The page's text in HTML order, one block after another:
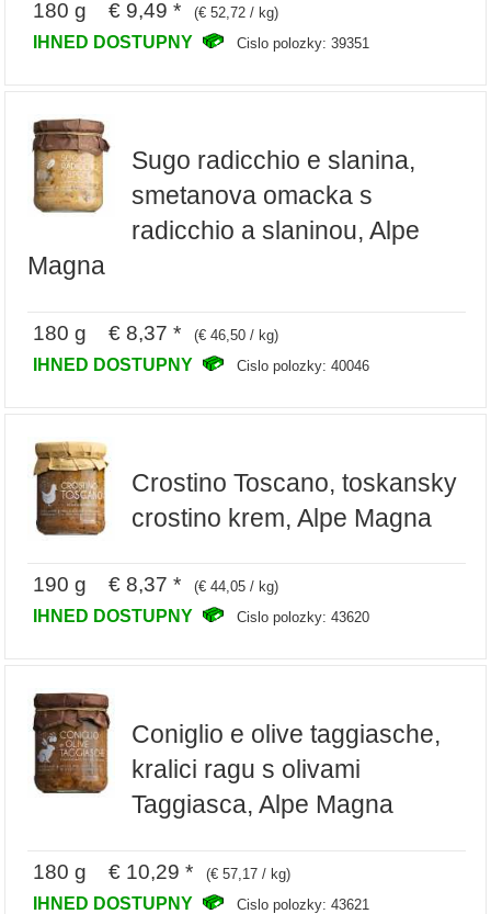
180 g € 9,49 * (€ 52,72 / kg)
IHNED DOSTUPNY Cislo polozky: 39351
Sugo radicchio e slanina,
smetanova omacka s
radicchio a slaninou, Alpe
Magna
180 g € 8,37 * (€ 46,50 / kg)
IHNED DOSTUPNY Cislo polozky: 40046
Crostino Toscano, toskansky
crostino krem, Alpe Magna
190 g € 8,37 * (€ 44,05 / kg)
IHNED DOSTUPNY Cislo polozky: 43620
Coniglio e olive taggiasche,
kralici ragu s olivami
Taggiasca, Alpe Magna
180 g € 10,29 * (€ 57,17 / kg)
IHNED DOSTUPNY Cislo polozky: 43621